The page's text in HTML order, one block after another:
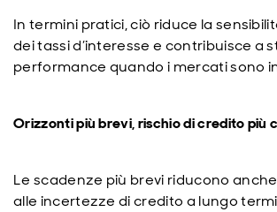
In termini pratici, ciò riduce la
dei tassi d’interesse e contribuisce a
performance quando i mercati sono
Orizzonti più brevi, rischio di credito più
Le scadenze più brevi riducono
alle incertezze di credito a lungo